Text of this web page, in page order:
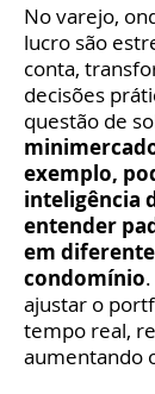
No varejo,
lucro são
conta,
decisões
questão de
exemplo,
inteligência
entender
em
condomínio
ajustar o
tempo real,
aumentando